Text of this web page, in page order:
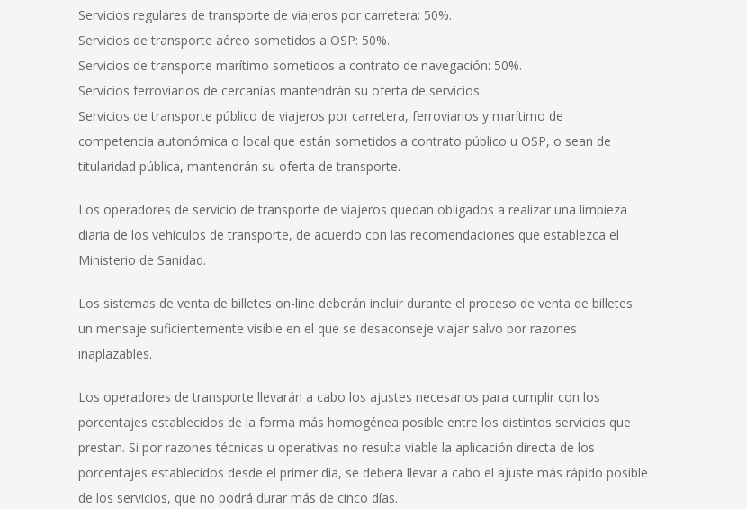
Servicios regulares de transporte de viajeros por carretera: 50%.
Servicios de transporte aéreo sometidos a OSP: 50%.
Servicios de transporte marítimo sometidos a contrato de navegación: 50%.
Servicios ferroviarios de cercanías mantendrán su oferta de servicios.
Servicios de transporte público de viajeros por carretera, ferroviarios y marítimo de
competencia autonómica o local que están sometidos a contrato público u OSP, o sean de
titularidad pública, mantendrán su oferta de transporte.
Los operadores de servicio de transporte de viajeros quedan obligados a realizar una limpieza
diaria de los vehículos de transporte, de acuerdo con las recomendaciones que establezca el
Ministerio de Sanidad.
Los sistemas de venta de billetes on-line deberán incluir durante el proceso de venta de billetes
un mensaje suficientemente visible en el que se desaconseje viajar salvo por razones
inaplazables.
Los operadores de transporte llevarán a cabo los ajustes necesarios para cumplir con los
porcentajes establecidos de la forma más homogénea posible entre los distintos servicios que
prestan. Si por razones técnicas u operativas no resulta viable la aplicación directa de los
porcentajes establecidos desde el primer día, se deberá llevar a cabo el ajuste más rápido posible
de los servicios, que no podrá durar más de cinco días.